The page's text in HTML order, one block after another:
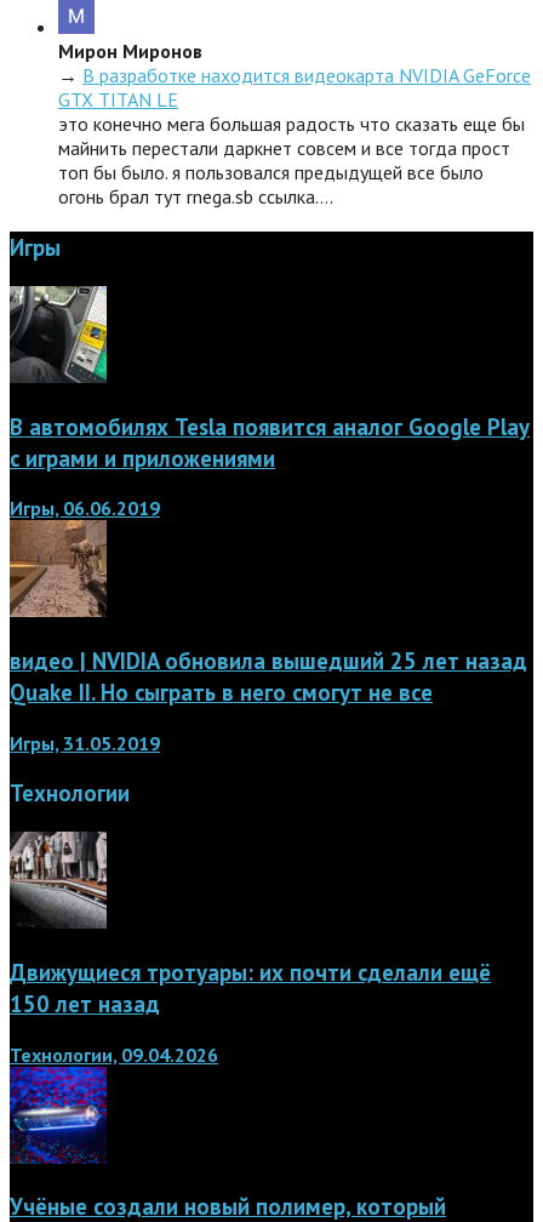
Мирон Миронов
→ В разработке находится видеокарта NVIDIA GeForce
GTX TITAN LE
это конечно мега большая радость что сказать еще бы
майнить перестали даркнет совсем и все тогда прост
топ бы было. я пользовался предыдущей все было
огонь брал тут rnega.sb ссылка.…
Игры
В автомобилях Tesla появится аналог Google Play
с играми и приложениями
Игры, 06.06.2019
видео | NVIDIA обновила вышедший 25 лет назад
Quake II. Но сыграть в него смогут не все
Игры, 31.05.2019
Технологии
Движущиеся тротуары: их почти сделали ещё
150 лет назад
Технологии, 09.04.2026
Учёные создали новый полимер, который